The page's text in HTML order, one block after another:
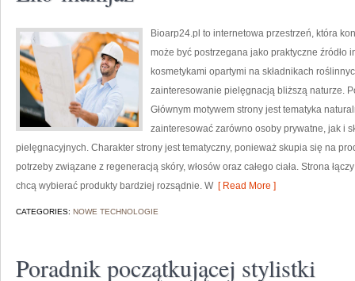
Bioarp24.pl to internetowa przestrzeń, która
może być postrzegana jako praktyczne źródło
kosmetykami opartymi na składnikach
zainteresowanie pielęgnacją bliższą naturze.
Głównym motywem strony jest tematyka
zainteresować zarówno osoby prywatne, jak i
pielęgnacyjnych. Charakter strony jest tematyczny, ponieważ skupia się na
potrzeby związane z regeneracją skóry, włosów oraz całego ciała. Strona
chcą wybierać produkty bardziej rozsądnie. W [ Read More ]
CATEGORIES: NOWE TECHNOLOGIE
Poradnik początkującej stylistki